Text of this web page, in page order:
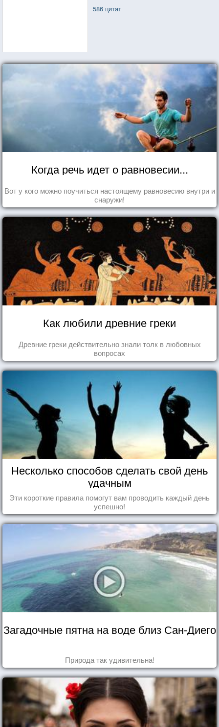
586 цитат
Когда речь идет о равновесии...
Вот у кого можно поучиться настоящему равновесию внутри и
снаружи!
Как любили древние греки
Древние греки действительно знали толк в любовных
вопросах
Несколько способов сделать свой день
удачным
Эти короткие правила помогут вам проводить каждый день
успешно!
Загадочные пятна на воде близ Сан-Диего
Природа так удивительна!